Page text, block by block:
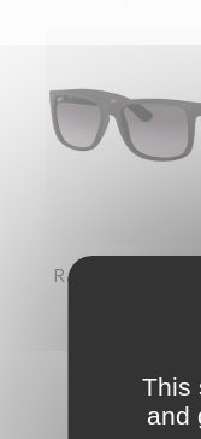
Ray Ban Justin
119,85 €
This
and